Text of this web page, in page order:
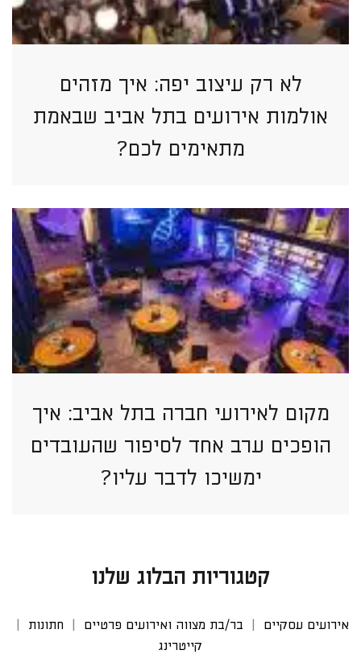
לא רק עיצוב יפה: איך מזהים
אולמות אירועים בתל אביב שבאמת
מתאימים לכם?
מקום לאירועי חברה בתל אביב: איך
הופכים ערב אחד לסיפור שהעובדים
ימשיכו לדבר עליו?
קטגוריות הבלוג שלנו
אירועים עסקיים בר/בת מצווה ואירועים פרטיים
חתונות
קייטרינג